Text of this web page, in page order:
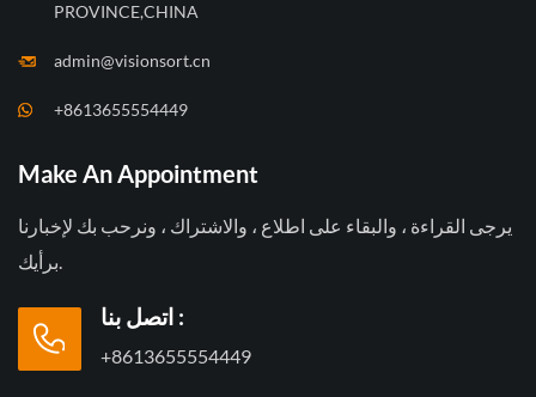
PROVINCE,CHINA
admin@visionsort.cn
+8613655554449
Make An Appointment
يرجى القراءة ، والبقاء على اطلاع ، والاشتراك ، ونرحب بك لإخبارنا
برأيك.
اتصل بنا :
+8613655554449